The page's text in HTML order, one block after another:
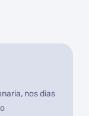
nos dias